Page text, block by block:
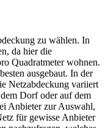
zu wählen. In
da hier die
Quadratmeter wohnen.
ausgebaut. In der
Netzabdeckung variiert
Dorf oder auf dem
Anbieter zur Auswahl,
für gewisse Anbieter